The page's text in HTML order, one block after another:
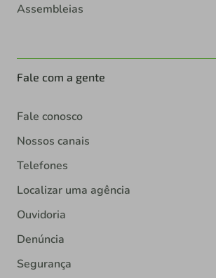
Assembleias
Fale com a gente
Fale conosco
Nossos canais
Telefones
Localizar uma agência
Ouvidoria
Denúncia
Segurança